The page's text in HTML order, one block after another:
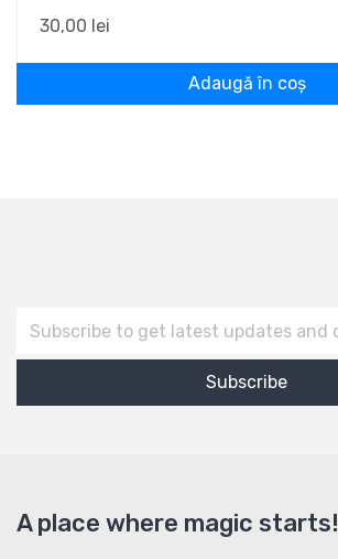
30,00 lei
Adaugă în coș
A place where magic starts!